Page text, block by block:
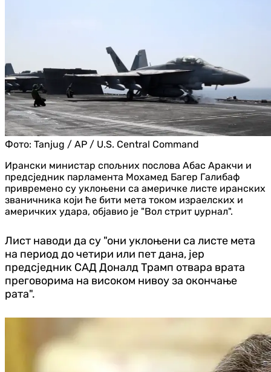
Фото: Tanjug / AP / U.S. Central Command
Ирански министар спољних послова Абас Аракчи и
предсједник парламента Мохамед Багер Галибаф
привремено су уклоњени са америчке листе иранских
званичника који ће бити мета током израелских и
америчких удара, објавио је "Вол стрит џурнал".
Лист наводи да су "они уклоњени са листе мета
на период до четири или пет дана, јер
предсједник САД Доналд Трамп отвара врата
преговорима на високом нивоу за окончање
рата".